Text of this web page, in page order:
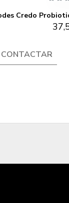
CONTACTAR